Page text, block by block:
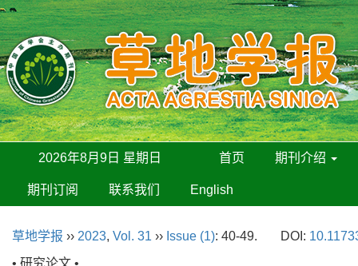
2026年8月9日 星期日 首页 期刊介绍
期刊订阅 联系我们 English
草地学报 ›› 2023, Vol. 31 ›› Issue (1): 40-49. DOI:
• 研究论文 •